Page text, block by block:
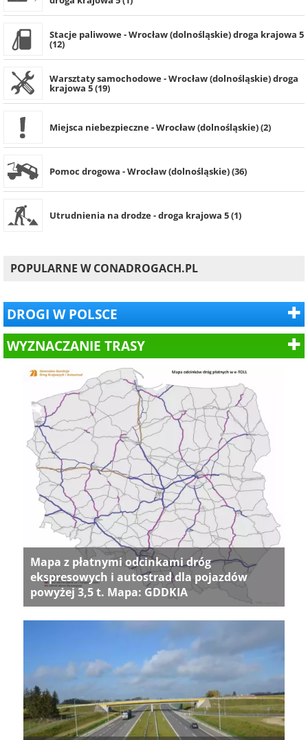
Stacje paliwowe - Wrocław (dolnośląskie) droga krajowa 5
(12)
Warsztaty samochodowe - Wrocław (dolnośląskie) droga
krajowa 5 (19)
Miejsca niebezpieczne - Wrocław (dolnośląskie) (2)
Pomoc drogowa - Wrocław (dolnośląskie) (36)
Utrudnienia na drodze - droga krajowa 5 (1)
POPULARNE W CONADROGACH.PL
DROGI W POLSCE
WYZNACZANIE TRASY
Mapa z płatnymi odcinkami dróg
ekspresowych i autostrad dla pojazdów
powyżej 3,5 t. Mapa: GDDKIA